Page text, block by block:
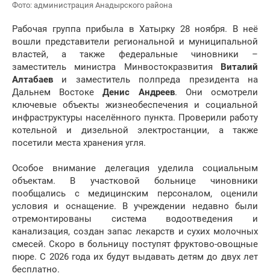
Фото: администрация Анадырского района
Рабочая группа прибыла в Хатырку 28 ноября. В неё
вошли представители региональной и муниципальной
властей, а также федеральные чиновники –
заместитель министра Минвостокразвития Виталий
Алтабаев и заместитель полпреда президента на
Дальнем ВостокеДенис Андреев. Они осмотрели
ключевые объекты жизнеобеспечения и социальной
инфраструктуры населённого пункта. Проверили работу
котельной и дизельной электростанции, а также
посетили места хранения угля.
Особое внимание делегация уделила социальным
объектам. В участковой больнице чиновники
пообщались с медицинским персоналом, оценили
условия и оснащение. В учреждении недавно были
отремонтированы система водоотведения и
канализация, создан запас лекарств и сухих молочных
смесей. Скоро в больницу поступят фруктово-овощные
пюре. С 2026 года их будут выдавать детям до двух лет
бесплатно.